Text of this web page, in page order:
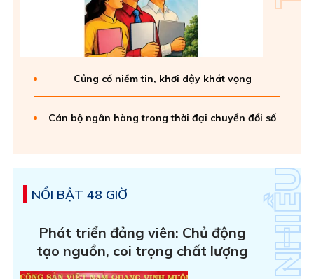
Củng cố niềm tin, khơi dậy khát vọng
Cán bộ ngân hàng trong thời đại chuyển đổi số
NỔI BẬT 48 GIỜ
Phát triển đảng viên: Chủ động
tạo nguồn, coi trọng chất lượng